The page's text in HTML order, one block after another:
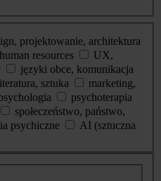
projektowanie, architektura
human resources
UX,
języki obce, komunikacja
sztuka
marketing,
psychoterapia
społeczeństwo, państwo,
psychiczne
AI (sztuczna